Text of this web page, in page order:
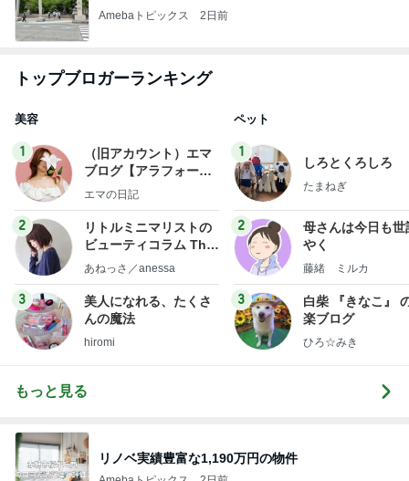
Amebaトピックス 2日前
トップブロガーランキング
美容
1
（旧アカウント）エマ
ブログ【アラフォー会
社売却セカンドライ
エマの日記
2
リトルミニマリストの
ビューティコラム The
little minimalist's bea
あねっさ／anessa
3
美人になれる、たくさ
んの魔法
hiromi
ペット
1
しろとくろしろ
たまねぎ
2
母さんは今日も世
やく
藤緒 ミルカ
3
白柴 『きなこ』
楽ブログ
ひろ☆みき
もっと見る
リノベ実績豊富な1,190万円の物件